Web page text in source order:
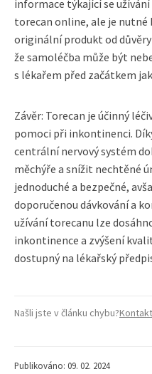
informace týkající se
torecan online, ale je
originální produkt od
že samoléčba může být
s lékařem před začátkem
Závěr: Torecan je účinný
pomoci při inkontinenci.
centrální nervový systém
měchýře a snížit nechtěné
jednoduché a bezpečné,
doporučenou dávkování a
užívání torecanu lze
inkontinence a zvýšení
dostupný na lékařský
Našli jste v článku chybu?
Publikováno: 09. 02. 2024